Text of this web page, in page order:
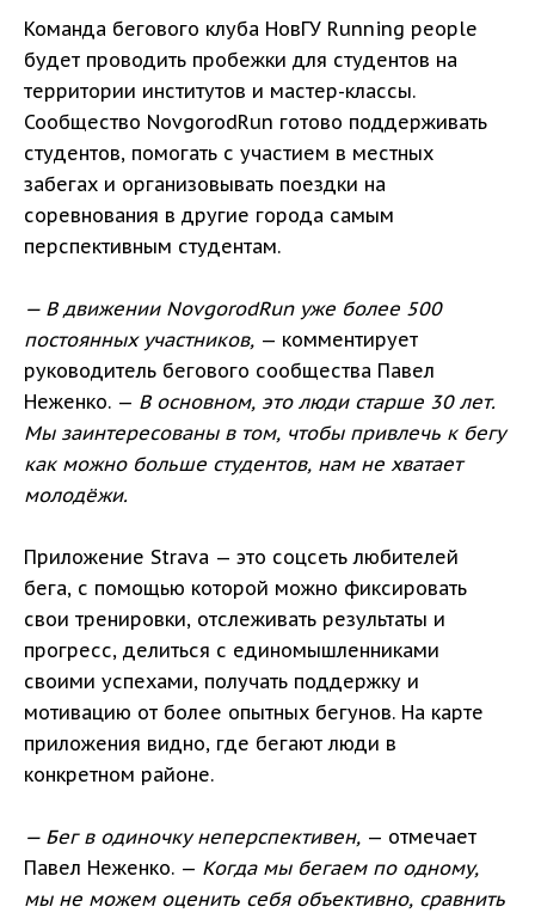
Команда бегового клуба НовГУ Running people
будет проводить пробежки для студентов на
территории институтов и мастер-классы.
Сообщество NovgorodRun готово поддерживать
студентов, помогать с участием в местных
забегах и организовывать поездки на
соревнования в другие города самым
перспективным студентам.
— В движении NovgorodRun уже более 500
постоянных участников, — комментирует
руководитель бегового сообщества Павел
Неженко. — В основном, это люди старше 30 лет.
Мы заинтересованы в том, чтобы привлечь к бегу
как можно больше студентов, нам не хватает
молодёжи.
Приложение Strava — это соцсеть любителей
бега, с помощью которой можно фиксировать
свои тренировки, отслеживать результаты и
прогресс, делиться с единомышленниками
своими успехами, получать поддержку и
мотивацию от более опытных бегунов. На карте
приложения видно, где бегают люди в
конкретном районе.
— Бег в одиночку неперспективен, — отмечает
Павел Неженко. — Когда мы бегаем по одному,
мы не можем оценить себя объективно, сравнить